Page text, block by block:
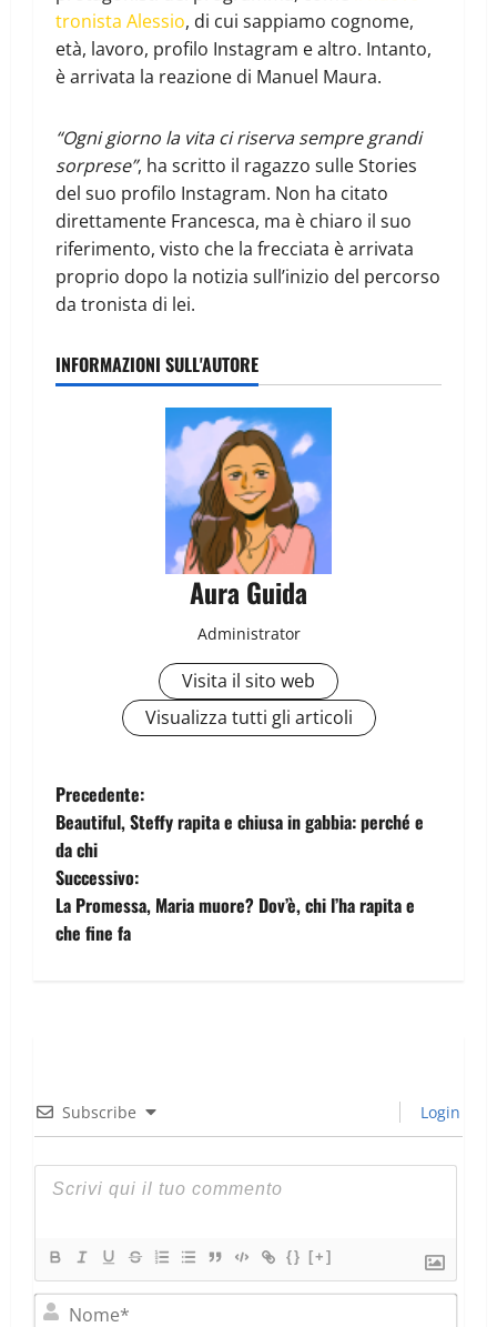
tronista Alessio, di cui sappiamo cognome,
età, lavoro, profilo Instagram e altro. Intanto,
è arrivata la reazione di Manuel Maura.
“Ogni giorno la vita ci riserva sempre grandi
sorprese”, ha scritto il ragazzo sulle Stories
del suo profilo Instagram. Non ha citato
direttamente Francesca, ma è chiaro il suo
riferimento, visto che la frecciata è arrivata
proprio dopo la notizia sull’inizio del percorso
da tronista di lei.
INFORMAZIONI SULL'AUTORE
Aura Guida
Administrator
Visita il sito web
Visualizza tutti gli articoli
Precedente:
Beautiful, Steffy rapita e chiusa in gabbia: perché e
da chi
Successivo:
La Promessa, Maria muore? Dov’è, chi l’ha rapita e
che fine fa
Subscribe Login
{} [+]